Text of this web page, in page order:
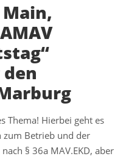
Thema! Hierbei geht es
Betrieb und der
§ 36a MAV.EKD, aber